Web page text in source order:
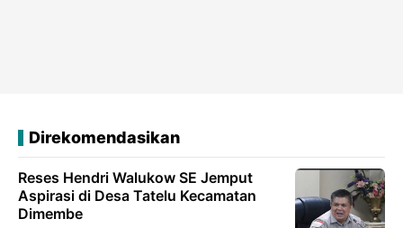
Direkomendasikan
Reses Hendri Walukow SE Jemput
Aspirasi di Desa Tatelu Kecamatan
Dimembe